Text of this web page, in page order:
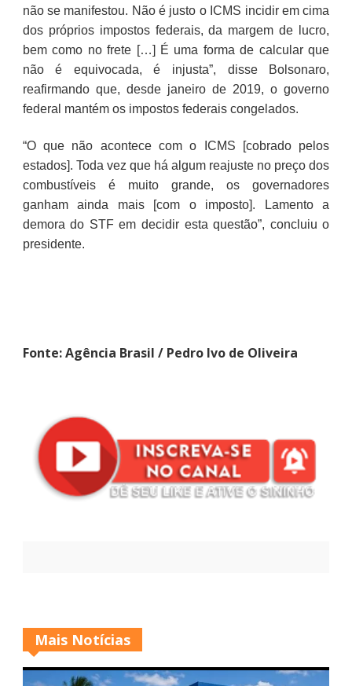
não se manifestou. Não é justo o ICMS incidir em cima
dos próprios impostos federais, da margem de lucro,
bem como no frete […] É uma forma de calcular que
não é equivocada, é injusta”, disse Bolsonaro,
reafirmando que, desde janeiro de 2019, o governo
federal mantém os impostos federais congelados.
“O que não acontece com o ICMS [cobrado pelos
estados]. Toda vez que há algum reajuste no preço dos
combustíveis é muito grande, os governadores
ganham ainda mais [com o imposto]. Lamento a
demora do STF em decidir esta questão”, concluiu o
presidente.
Fonte: Agência Brasil / Pedro Ivo de Oliveira
Mais Notícias